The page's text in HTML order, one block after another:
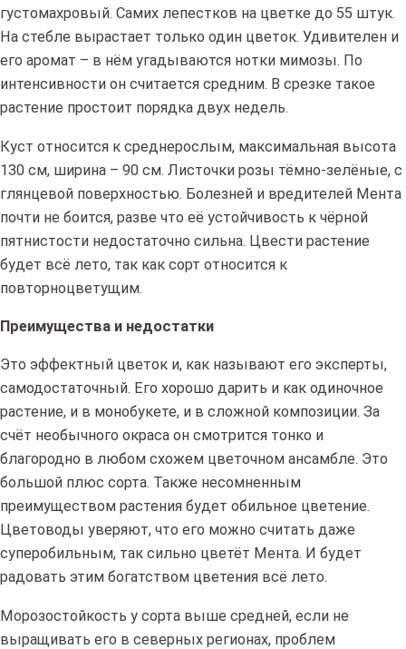
густомахровый. Самих лепестков на цветке до 55 штук.
На стебле вырастает только один цветок. Удивителен и
его аромат – в нём угадываются нотки мимозы. По
интенсивности он считается средним. В срезке такое
растение простоит порядка двух недель.
Куст относится к среднерослым, максимальная высота
130 см, ширина – 90 см. Листочки розы тёмно-зелёные, с
глянцевой поверхностью. Болезней и вредителей Мента
почти не боится, разве что её устойчивость к чёрной
пятнистости недостаточно сильна. Цвести растение
будет всё лето, так как сорт относится к
повторноцветущим.
Преимущества и недостатки
Это эффектный цветок и, как называют его эксперты,
самодостаточный. Его хорошо дарить и как одиночное
растение, и в монобукете, и в сложной композиции. За
счёт необычного окраса он смотрится тонко и
благородно в любом схожем цветочном ансамбле. Это
большой плюс сорта. Также несомненным
преимуществом растения будет обильное цветение.
Цветоводы уверяют, что его можно считать даже
суперобильным, так сильно цветёт Мента. И будет
радовать этим богатством цветения всё лето.
Морозостойкость у сорта выше средней, если не
выращивать его в северных регионах, проблем